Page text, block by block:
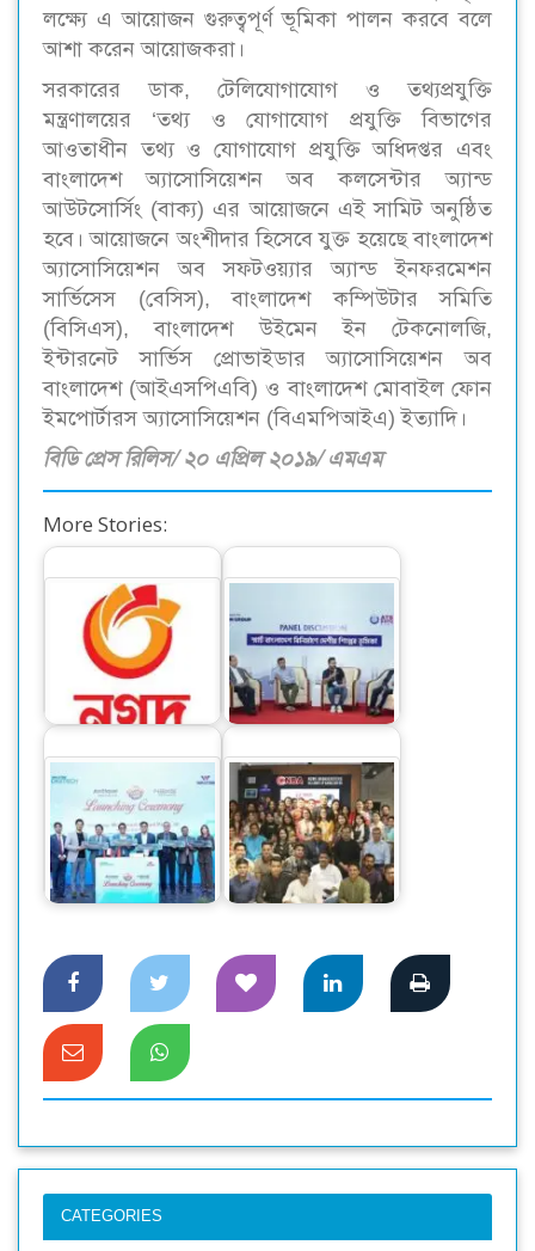
লক্ষ্যে এ আয়োজন গুরুত্বপূর্ণ ভূমিকা পালন করবে বলে
আশা করেন আয়োজকরা।
সরকারের ডাক, টেলিযোগাযোগ ও তথ্যপ্রযুক্তি
মন্ত্রণালয়ের ‘তথ্য ও যোগাযোগ প্রযুক্তি বিভাগের
আওতাধীন তথ্য ও যোগাযোগ প্রযুক্তি অধিদপ্তর এবং
বাংলাদেশ অ্যাসোসিয়েশন অব কলসেন্টার অ্যান্ড
আউটসোর্সিং (বাক্য) এর আয়োজনে এই সামিট অনুষ্ঠিত
হবে। আয়োজনে অংশীদার হিসেবে যুক্ত হয়েছে বাংলাদেশ
অ্যাসোসিয়েশন অব সফটওয়্যার অ্যান্ড ইনফরমেশন
সার্ভিসেস (বেসিস), বাংলাদেশ কম্পিউটার সমিতি
(বিসিএস), বাংলাদেশ উইমেন ইন টেকনোলজি,
ইন্টারনেট সার্ভিস প্রোভাইডার অ্যাসোসিয়েশন অব
বাংলাদেশ (আইএসপিএবি) ও বাংলাদেশ মোবাইল ফোন
ইমপোর্টারস অ্যাসোসিয়েশন (বিএমপিআইএ) ইত্যাদি।
বিডি প্রেস রিলিস/ ২০ এপ্রিল ২০১৯/ এমএম
More Stories:
প্রধানমন্ত্রীর শিক্ষা সহায়তা
এখন থেকে কেবল নগদে
স্মার্ট বাংলাদেশ বিনির্মাণে
‘সেন্ট্রাল ফোরাম’ গঠনের
আহ্বান
নতুন মডেলের
স্মার্টফোন, এসএসডি ও
ক্যাশব্যাক অফারের
উদ্বোধন
এনবিএ’এর আয়োজনে
সংবাদ উপস্থাপকদের
নিয়ে কর্মশালা
CATEGORIES